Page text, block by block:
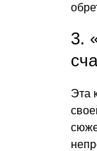
3.
Эта